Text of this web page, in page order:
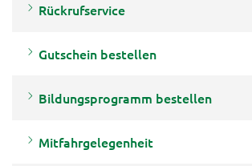
Rückrufservice
Gutschein bestellen
Bildungsprogramm bestellen
Mitfahrgelegenheit